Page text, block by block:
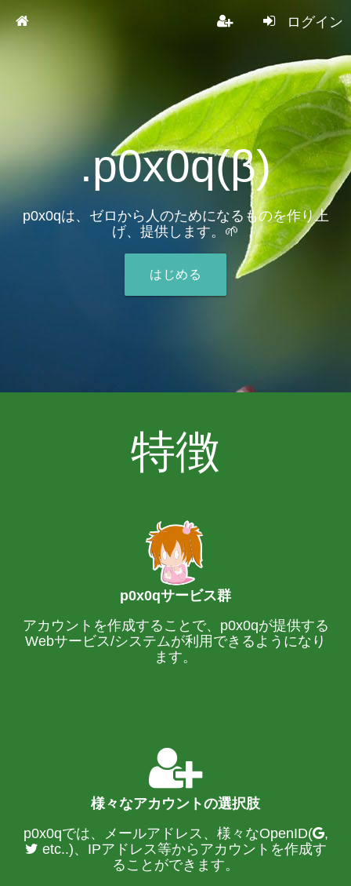
ログイン
.p0x0q(β)
p0x0qは、ゼロから人のためになるものを作り上
げ、提供します。🌱
はじめる
特徴
p0x0qサービス群
アカウントを作成することで、p0x0qが提供する
Webサービス/システムが利用できるようになり
ます。
様々なアカウントの選択肢
p0x0qでは、メールアドレス、様々なOpenID(
,
etc..)、IPアドレス等からアカウントを作成す
ることができます。